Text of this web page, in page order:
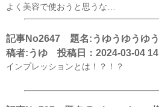
よく美容で使おうと思うな…
記事No2647 題名:うゆうゆうゆ
稿者:うゆ 投稿日：2024-03-04
インプレッションとは！？！？